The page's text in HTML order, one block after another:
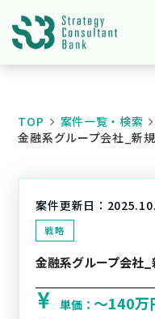
TOP 案件一覧・検索
金融系グループ会社_新
案件更新日：
戦略
金融系グループ会社
単価：〜140万